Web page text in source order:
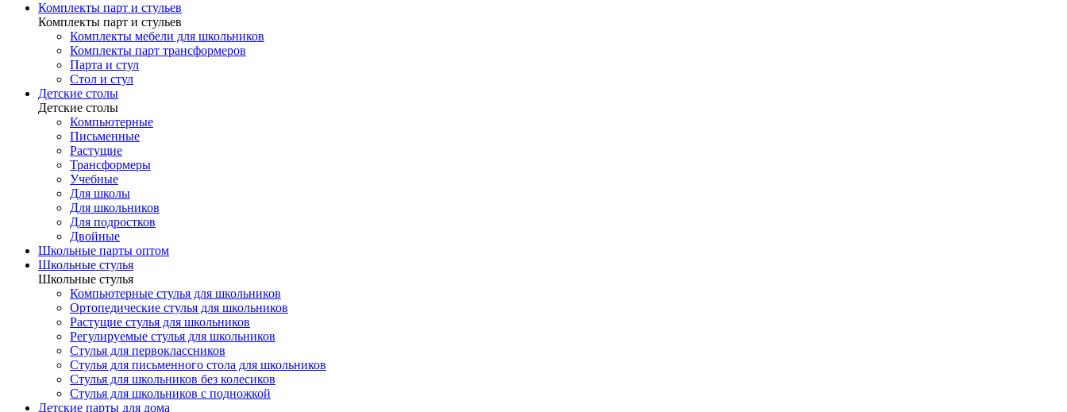
Комплекты парт и стульев
Комплекты парт и стульев
Комплекты мебели для школьников
Комплекты парт трансформеров
Парта и стул
Стол и стул
Детские столы
Детские столы
Компьютерные
Письменные
Растущие
Трансформеры
Учебные
Для школы
Для школьников
Для подростков
Двойные
Школьные парты оптом
Школьные стулья
Школьные стулья
Компьютерные стулья для школьников
Ортопедические стулья для школьников
Растущие стулья для школьников
Регулируемые стулья для школьников
Стулья для первоклассников
Стулья для письменного стола для школьников
Стулья для школьников без колесиков
Стулья для школьников с подножкой
Детские парты для дома